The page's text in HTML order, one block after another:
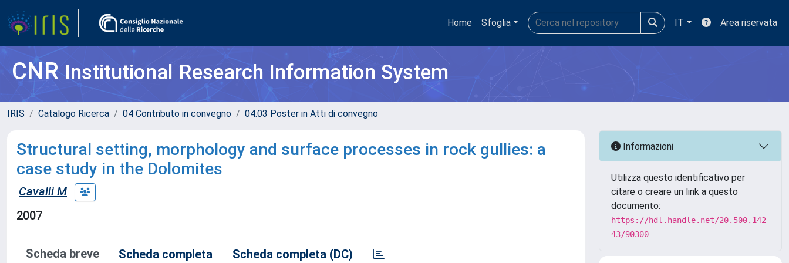
Home Sfoglia IT Area riservata
CNRInstitutional Research Information System
IRIS Catalogo Ricerca 04 Contributo in convegno 04.03 Poster in Atti di convegno
Structural setting, morphology and surface processes in rock gullies: a
case study in the Dolomites
Cavalli M
2007
Scheda breve Scheda completa Scheda completa (DC)
Informazioni
Utilizza questo identificativo per
citare o creare un link a questo
documento:
https://hdl.handle.net/20.500.142
43/90300